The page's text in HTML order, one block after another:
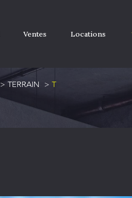
Ventes Locations
TERRAIN T